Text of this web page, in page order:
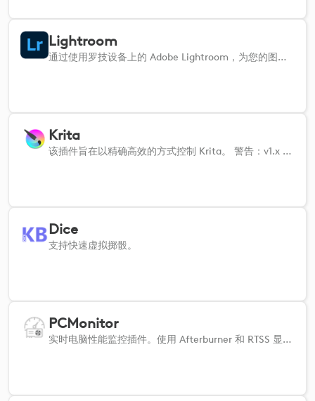
Lightroom
通过使用罗技设备上的 Adobe Lightroom，为您的图像评分，并迅速准确地调整图像。
Krita
该插件旨在以精确高效的方式控制 Krita。 警告：v1.x 版本的用户请查看主页。 https://borne2code.github.io/LogiPluginForKrita/index.html
Dice
支持快速虚拟掷骰。
PCMonitor
实时电脑性能监控插件。使用 Afterburner 和 RTSS 显示 FPS、CPU、GPU 和 RAM 指标。